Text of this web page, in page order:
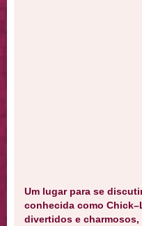
Um lugar para se
conhecida como
divertidos e